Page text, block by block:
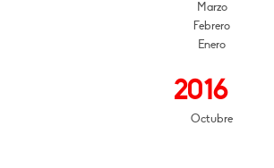
Marzo
Febrero
Enero
2016
Octubre